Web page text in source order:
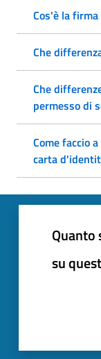
Cos'è la
Che
Che
permesso di
Come faccio
carta
Quanto
su